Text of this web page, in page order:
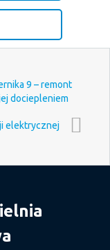
9 – remont
dociepleniem
elektrycznej